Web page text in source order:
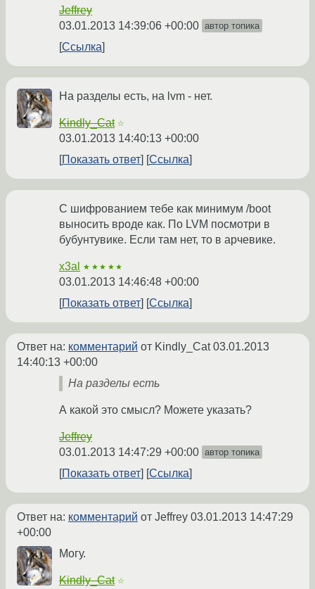
Jeffrey
03.01.2013 14:39:06 +00:00 автор топика
Ссылка
На разделы есть, на lvm - нет.
Kindly_Cat ☆
03.01.2013 14:40:13 +00:00
Показать ответ
Ссылка
С шифрованием тебе как минимум /boot
выносить вроде как. По LVM посмотри в
бубунтувике. Если там нет, то в арчевике.
x3al ★★★★★
03.01.2013 14:46:48 +00:00
Показать ответ
Ссылка
Ответ на: комментарий от Kindly_Cat03.01.2013
14:40:13 +00:00
На разделы есть
А какой это смысл? Можете указать?
Jeffrey
03.01.2013 14:47:29 +00:00 автор топика
Показать ответ Ссылка
Ответ на: комментарий от Jeffrey 03.01.2013 14:47:29
+00:00
Могу.
Kindly_Cat ☆